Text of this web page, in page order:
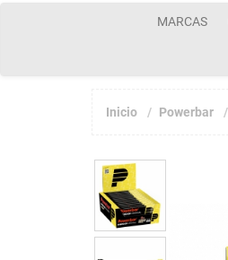
MARCAS
Inicio Powerbar